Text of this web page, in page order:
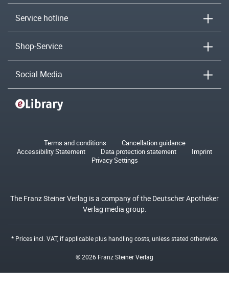
Service hotline
Shop-Service
Social Media
Terms and conditions
Cancellation guidance
Accessibility Statement
Data protection statement
Imprint
Privacy Settings
The Franz Steiner Verlag is a company of the Deutscher Apotheker
Verlag media group.
* Prices incl. VAT, if applicable plushandling costs, unless stated otherwise.
© 2026 Franz Steiner Verlag